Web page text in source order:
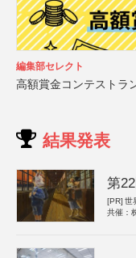
編集部セレクト
高額賞金コンテストラ
結果発表
第
[PR] 世
共催：